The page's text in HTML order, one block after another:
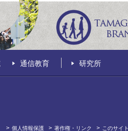
通信教育 研究所
個人情報保護 著作権・リンク このサイ